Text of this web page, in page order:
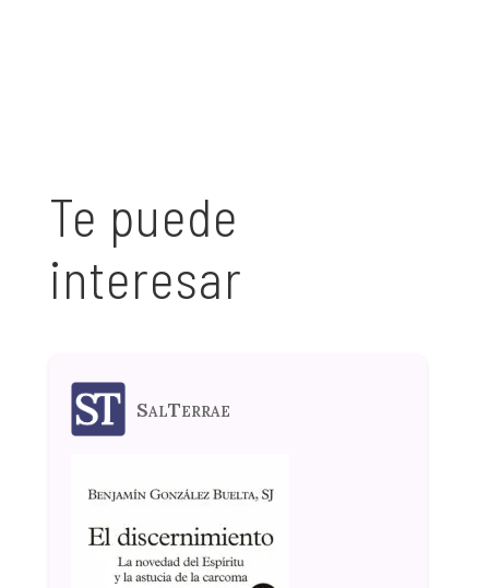
Te puede
interesar
SalTerrae